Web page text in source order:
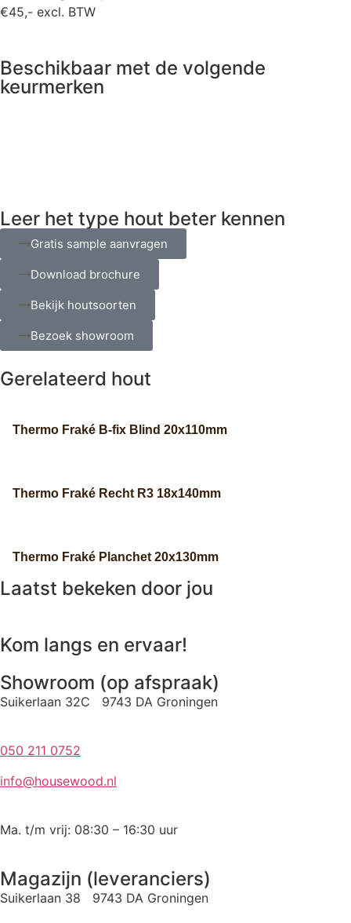
€45,- excl. BTW
Beschikbaar met de volgende
keurmerken
Leer het type hout beter kennen
Gratis sample aanvragen
Download brochure
Bekijk houtsoorten
Bezoek showroom
Gerelateerd hout
Thermo Fraké B-fix Blind 20x110mm
Thermo Fraké Recht R3 18x140mm
Thermo Fraké Planchet 20x130mm
Laatst bekeken door jou
Kom langs en ervaar!
Showroom (op afspraak)
Suikerlaan 32C 9743 DA Groningen
050 211 0752
info@housewood.nl
Ma. t/m vrij: 08:30 – 16:30 uur
Magazijn (leveranciers)
Suikerlaan 38 9743 DA Groningen